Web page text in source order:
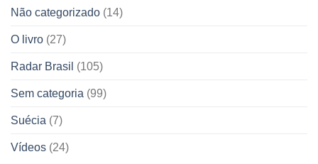
Não categorizado (14)
O livro (27)
Radar Brasil (105)
Sem categoria (99)
Suécia (7)
Vídeos (24)